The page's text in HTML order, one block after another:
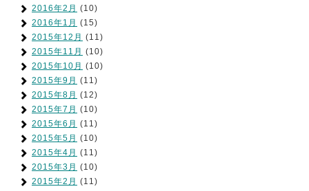
2016年2月 (10)
2016年1月 (15)
2015年12月 (11)
2015年11月 (10)
2015年10月 (10)
2015年9月 (11)
2015年8月 (12)
2015年7月 (10)
2015年6月 (11)
2015年5月 (10)
2015年4月 (11)
2015年3月 (10)
2015年2月 (11)